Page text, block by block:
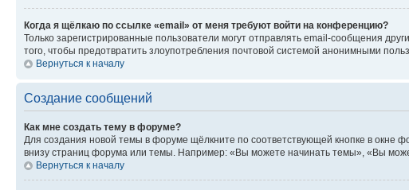
Когда я щёлкаю по ссылке «email» от меня требуют войти на конференцию?
Только зарегистрированные пользователи могут отправлять email-сообщения
того, чтобы предотвратить злоупотребления почтовой системой анонимными
Вернуться к началу
Создание сообщений
Как мне создать тему в форуме?
Для создания новой темы в форуме щёлкните по соответствующей кнопке в окне
внизу страниц форума или темы. Например: «Вы можете начинать темы», «Вы
Вернуться к началу